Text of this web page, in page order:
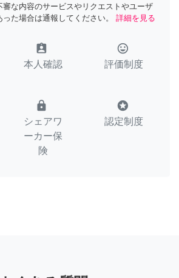
審な内容のサービスやリクエストやユーザ
った場合は通報してください。
詳細を見る
assignment_ind
本人確認
tag_faces
評価制度
lock
シェアワ
ーカー保
険
stars
認定制度